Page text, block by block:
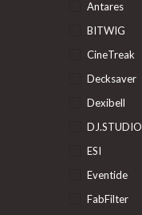
Antares
BITWIG
CineTreak
Decksaver
Dexibell
DJ.STUDIO
ESI
Eventide
FabFilter